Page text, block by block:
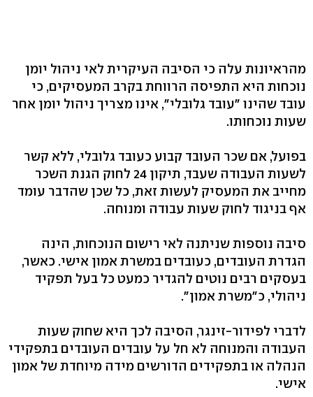
מהראיונות עלה כי הסיבה העיקרית לאי ניהול יומן
נוכחות היא התפיסה הרווחת בקרב המעסיקים, כי
עובד שהינו "עובד גלובלי", אינו מצריך ניהול יומן אחר
שעות נוכחותו.
בפועל, אם שכר העובד קבוע כעובד גלובלי, ללא קשר
לשעות העבודה שעבד, תיקון 24 לחוק הגנת השכר
מחייב את המעסיק לעשות זאת, כל שכן שהדבר עומד
אף בניגוד לחוק שעות עבודה ומנוחה.
סיבה נוספות שניתנה לאי רישום הנוכחות, הינה
הגדרת העובדים, כעובדים במשרת אמון אישי. כאשר,
בעסקים רבים נוטים להגדיר כמעט כל בעל תפקיד
ניהולי, כ"משרת אמון".
לדברי לפידור-זינגר, הסיבה לכך היא שחוק שעות
העבודה והמנוחה לא חל על עובדים העובדים בתפקידי
הנהלה או בתפקידים הדורשים מידה מיוחדת של אמון
אישי.